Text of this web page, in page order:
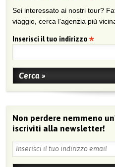
Sei interessato ai nostri tour?
viaggio, cerca l'agenzia più
Inserisci il tuo indirizzo
Non perdere nemmeno
iscriviti alla newsletter!